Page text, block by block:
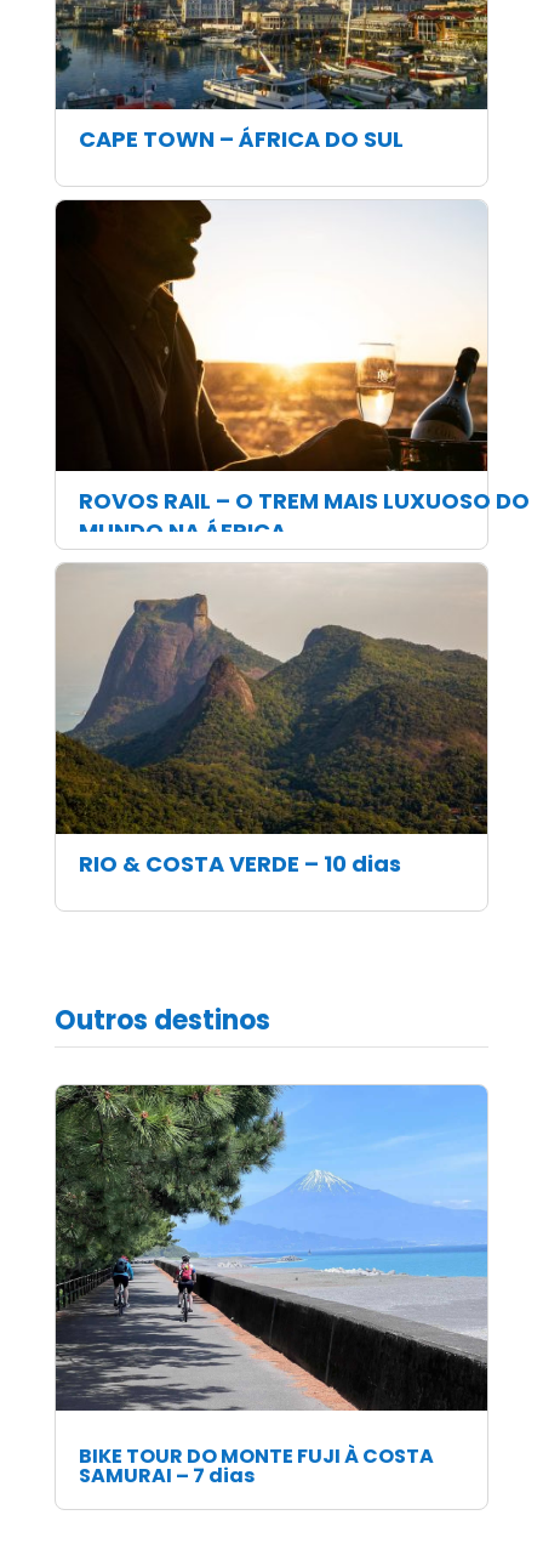
CAPE TOWN – ÁFRICA DO SUL
ROVOS RAIL – O TREM MAIS LUXUOSO DO
MUNDO NA ÁFRICA
RIO & COSTA VERDE – 10 dias
Outros destinos
BIKE TOUR DO MONTE FUJI À COSTA
SAMURAI – 7 dias